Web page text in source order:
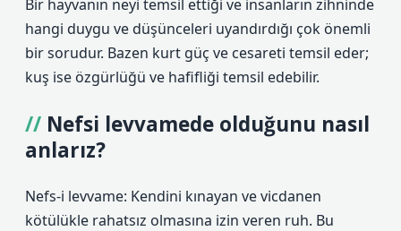
Bir hayvanın neyi temsil ettiği ve insanların zihninde
hangi duygu ve düşünceleri uyandırdığı çok önemli
bir sorudur. Bazen kurt güç ve cesareti temsil eder;
kuş ise özgürlüğü ve hafifliği temsil edebilir.
Nefsi levvamede olduğunu nasıl
anlarız?
Nefs-i levvame: Kendini kınayan ve vicdanen
kötülükle rahatsız olmasına izin veren ruh. Bu